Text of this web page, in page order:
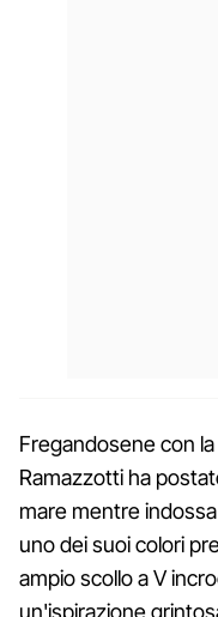
Fregandosene con
Ramazzotti ha
mare mentre
uno dei suoi colori
ampio scollo a V
un'ispirazione